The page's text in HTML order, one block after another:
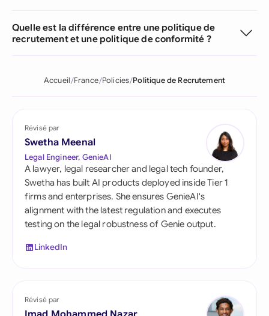
Quelle est la différence entre une politique de
recrutement et une politique de conformité ?
Accueil France Policies Politique de Recrutement
Révisé par
Swetha Meenal
Legal Engineer, GenieAI
A lawyer, legal researcher and legal tech founder,
Swetha has built AI products deployed inside Tier 1
firms and enterprises. She ensures GenieAI's
alignment with the latest regulation and executes
testing on the legal robustness of Genie output.
LinkedIn
Révisé par